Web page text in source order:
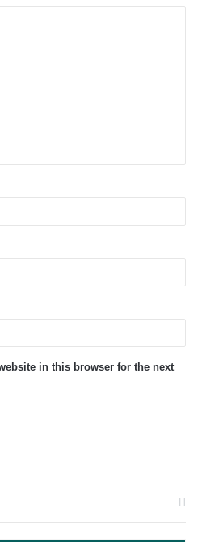
in this browser for the next